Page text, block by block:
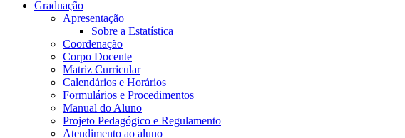
Graduação
Apresentação
Sobre a Estatística
Coordenação
Corpo Docente
Matriz Curricular
Calendários e Horários
Formulários e Procedimentos
Manual do Aluno
Projeto Pedagógico e Regulamento
Atendimento ao aluno